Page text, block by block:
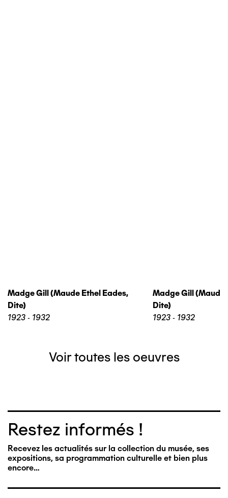
Madge Gill (maude Ethel Eades,
Dite)
1923 - 1932
Madge Gill (maude
Dite)
1923 - 1932
Voir toutes les oeuvres
Restez informés !
Recevez les actualités sur la collection du musée, ses
expositions, sa programmation culturelle et bien plus
encore…